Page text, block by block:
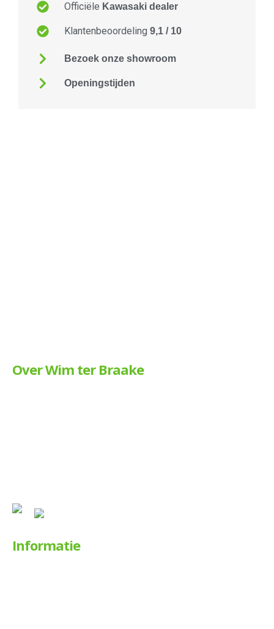
Officiële Kawasaki dealer
Klantenbeoordeling 9,1 / 10
Bezoek onze showroom
Openingstijden
Over Wim ter Braake
Informatie